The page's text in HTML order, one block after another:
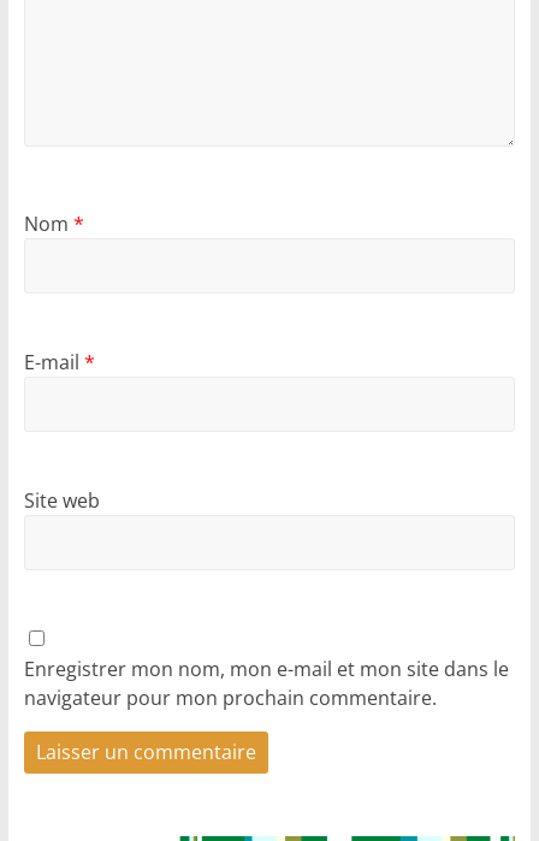
Nom *
E-mail *
Site web
Enregistrer mon nom, mon e-mail et mon site dans le
navigateur pour mon prochain commentaire.